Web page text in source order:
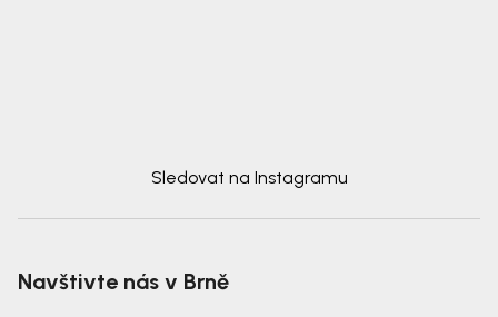
Sledovat na Instagramu
Navštivte nás v Brně